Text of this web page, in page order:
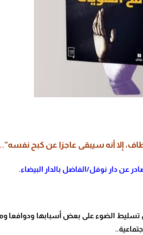
إلا أنه سيبقى عاجزا عن كبح نفسه”..
الضوء على بعض أسبابها ودوافعا